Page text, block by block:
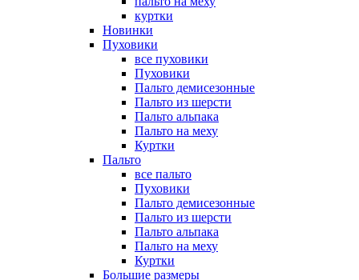
куртки
Новинки
Пуховики
все пуховики
Пуховики
Пальто демисезонные
Пальто из шерсти
Пальто альпака
Пальто на меху
Куртки
Пальто
все пальто
Пуховики
Пальто демисезонные
Пальто из шерсти
Пальто альпака
Пальто на меху
Куртки
Большие размеры